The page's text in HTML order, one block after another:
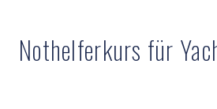
Nothelferkurs für